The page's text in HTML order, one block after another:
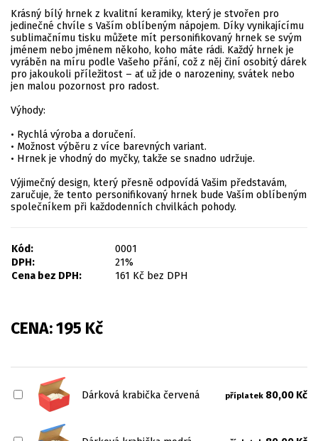
Krásný bílý hrnek z kvalitní keramiky, který je stvořen pro
jedinečné chvíle s Vaším oblíbeným nápojem. Díky vynikajícímu
sublimačnímu tisku můžete mít personifikovaný hrnek se svým
jménem nebo jménem někoho, koho máte rádi. Každý hrnek je
vyráběn na míru podle Vašeho přání, což z něj činí osobitý dárek
pro jakoukoli příležitost – ať už jde o narozeniny, svátek nebo
jen malou pozornost pro radost.
Výhody:
• Rychlá výroba a doručení.
• Možnost výběru z více barevných variant.
• Hrnek je vhodný do myčky, takže se snadno udržuje.
Výjimečný design, který přesně odpovídá Vašim představám,
zaručuje, že tento personifikovaný hrnek bude Vaším oblíbeným
společníkem při každodenních chvilkách pohody.
Kód:
0001
DPH:
21%
Cena bez DPH:
161 Kč bez DPH
CENA:195 Kč
Dárková krabička červená příplatek 80,00 Kč